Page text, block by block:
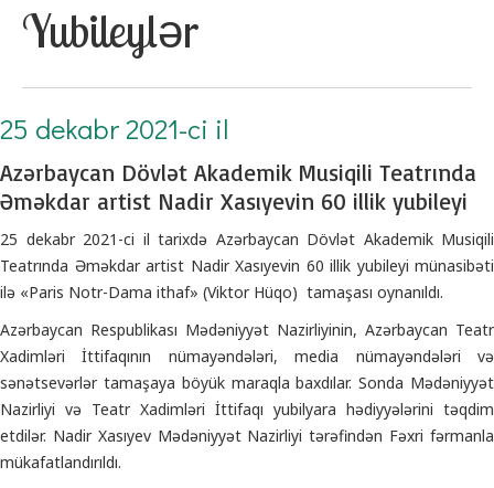
Yubileylər
25 dekabr 2021-ci il
Azərbaycan Dövlət Akademik Musiqili Teatrında
Əməkdar artist Nadir Xasıyevin 60 illik yubileyi
25 dekabr 2021-ci il tarixdə Azərbaycan Dövlət Akademik Musiqili
Teatrında Əməkdar artist Nadir Xasıyevin 60 illik yubileyi münasibəti
ilə «Paris Notr-Dama ithaf» (Viktor Hüqo) tamaşası oynanıldı.
Azərbaycan Respublikası Mədəniyyət Nazirliyinin, Azərbaycan Teatr
Xadimləri İttifaqının nümayəndələri, media nümayəndələri və
sənətsevərlər tamaşaya böyük maraqla baxdılar. Sonda Mədəniyyət
Nazirliyi və Teatr Xadimləri İttifaqı yubilyara hədiyyələrini təqdim
etdilər. Nadir Xasıyev Mədəniyyət Nazirliyi tərəfindən Fəxri fərmanla
mükafatlandırıldı.